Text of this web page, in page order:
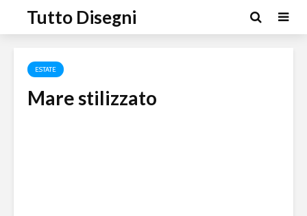
Tutto Disegni
ESTATE
Mare stilizzato